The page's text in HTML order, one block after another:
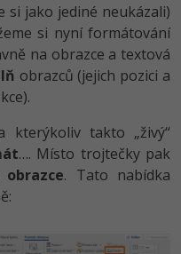
si jako jediné neukázali)
si nyní formátování
na obrazce a textová
obrazců (jejich pozici a
takto „živý“
…. Místo trojtečky pak
. Tato nabídka